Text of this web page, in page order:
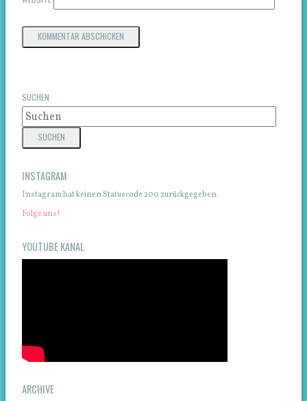
SUCHEN
INSTAGRAM
Instagram hat keinen Statuscode 200 zurückgegeben.
Folge uns!
YOUTUBE KANAL
ARCHIVE